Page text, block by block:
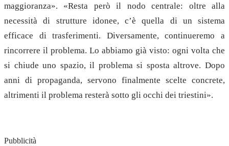
maggioranza». «Resta però il nodo centrale: oltre alla
necessità di strutture idonee, c’è quella di un sistema
efficace di trasferimenti. Diversamente, continueremo a
rincorrere il problema. Lo abbiamo già visto: ogni volta che
si chiude uno spazio, il problema si sposta altrove. Dopo
anni di propaganda, servono finalmente scelte concrete,
altrimenti il problema resterà sotto gli occhi dei triestini».
Pubblicità